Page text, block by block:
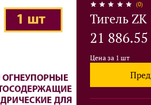
(0)
Тигель ZK
21
Цена за 1 шт